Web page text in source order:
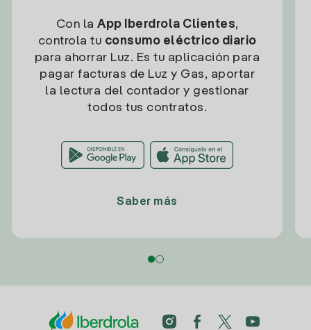
Con la App Iberdrola Clientes,
controla tu consumo eléctrico diario
para ahorrar Luz. Es tu aplicación para
pagar facturas de Luz y Gas, aportar
la lectura del contador y gestionar
todos tus contratos.
Saber más